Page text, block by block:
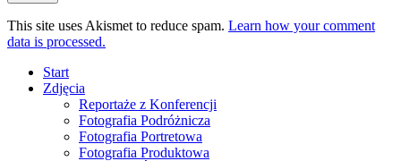
This site uses Akismet to reduce spam. Learn how your comment
data is processed.
Start
Zdjęcia
Reportaże z Konferencji
Fotografia Podróżnicza
Fotografia Portretowa
Fotografia Produktowa